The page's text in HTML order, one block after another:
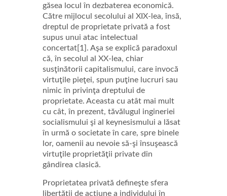
găsea locul în dezbaterea economică.
Către mijlocul secolului al XIX-lea, însă,
dreptul de proprietate privată a fost
supus unui atac intelectual
concertat[1]. Aşa se explică paradoxul
că, în secolul al XX-lea, chiar
susţinătorii capitalismului, care invocă
virtuţile pieţei, spun puţine lucruri sau
nimic în privinţa dreptului de
proprietate. Aceasta cu atât mai mult
cu cât, în prezent, tăvălugul ingineriei
socialismului şi al keynesismului a lăsat
în urmă o societate în care, spre binele
lor, oamenii au nevoie să-şi însuşească
virtuţile proprietăţii private din
gândirea clasică.
Proprietatea privată defineşte sfera
libertăţii de acţiune a individului în